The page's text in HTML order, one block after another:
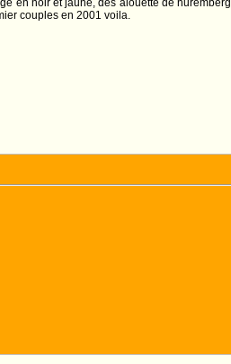
en noir et jaune, des alouette de
couples en 2001 voila.